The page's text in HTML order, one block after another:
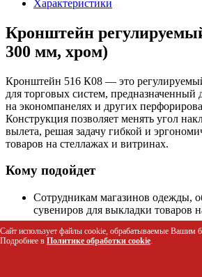
Характеристики
Кронштейн
300 мм, хром)
Кронштейн 516 К08 — это
для торговых систем, предназначенный
на экономпанелях и других
Конструкция позволяет менять угол
вылета, решая задачу гибкой и
товаров на стеллажах и витринах.
Кому подойдет
Сотрудникам магазинов одежды,
сувениров для выкладки товаров
витринах.
Менеджерам по мерчандайзингу
адаптации экспозиции под разные
Сайт использует файлы cookie, обрабатываемые Вашим
Подробнее в Политике обработки cookie.